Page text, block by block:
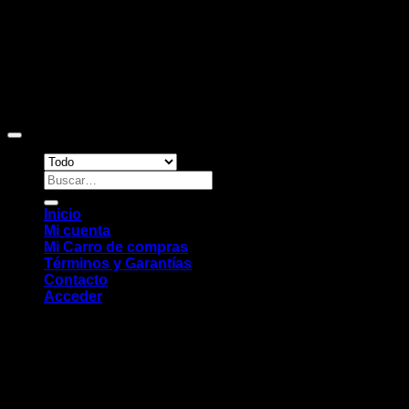
Buscar
por:
Inicio
Mi cuenta
Mi Carro de compras
Términos y Garantías
Contacto
Acceder